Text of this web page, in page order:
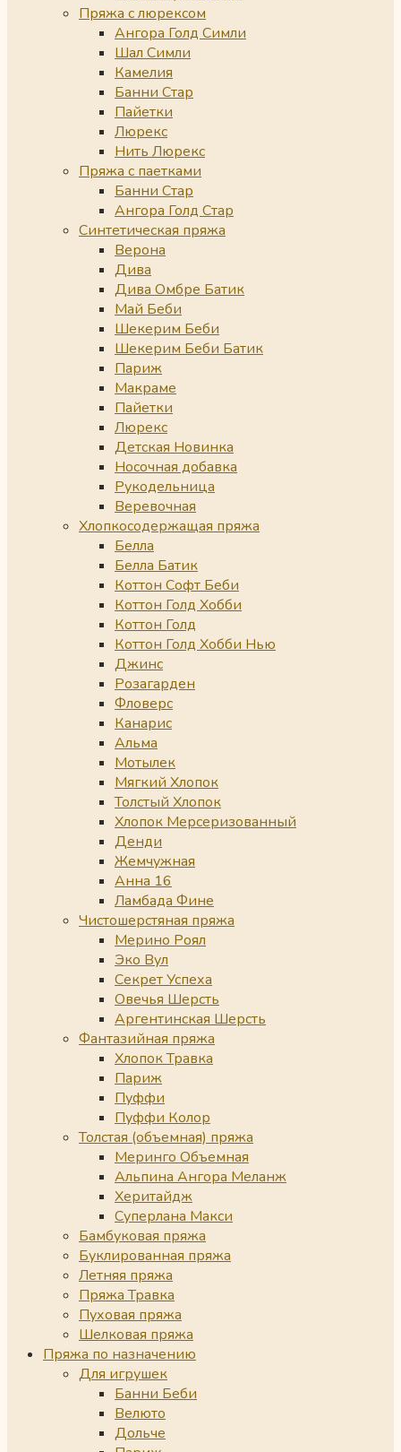
Пряжа с люрексом
Ангора Голд Симли
Шал Симли
Камелия
Банни Стар
Пайетки
Люрекс
Нить Люрекс
Пряжа с паетками
Банни Стар
Ангора Голд Стар
Синтетическая пряжа
Верона
Дива
Дива Омбре Батик
Май Беби
Шекерим Беби
Шекерим Беби Батик
Париж
Макраме
Пайетки
Люрекс
Детская Новинка
Носочная добавка
Рукодельница
Веревочная
Хлопкосодержащая пряжа
Белла
Белла Батик
Коттон Софт Беби
Коттон Голд Хобби
Коттон Голд
Коттон Голд Хобби Нью
Джинс
Розагарден
Фловерс
Канарис
Альма
Мотылек
Мягкий Хлопок
Толстый Хлопок
Хлопок Мерсеризованный
Денди
Жемчужная
Анна 16
Ламбада Фине
Чистошерстяная пряжа
Мерино Роял
Эко Вул
Секрет Успеха
Овечья Шерсть
Аргентинская Шерсть
Фантазийная пряжа
Хлопок Травка
Париж
Пуффи
Пуффи Колор
Толстая (объемная) пряжа
Меринго Объемная
Альпина Ангора Меланж
Херитайдж
Суперлана Макси
Бамбуковая пряжа
Буклированная пряжа
Летняя пряжа
Пряжа Травка
Пуховая пряжа
Шелковая пряжа
Пряжа по назначению
Для игрушек
Банни Беби
Велюто
Дольче